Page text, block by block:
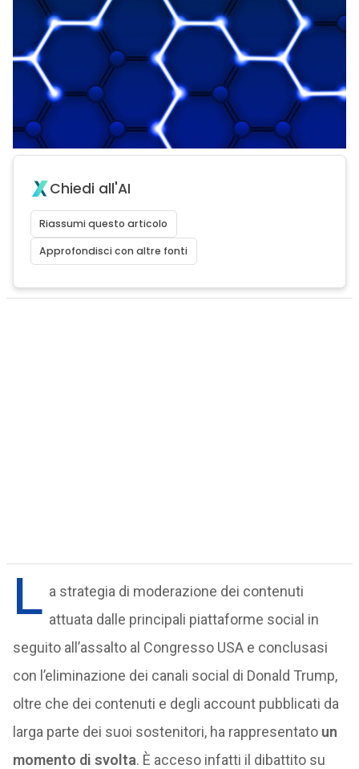
Chiedi all'AI
Riassumi questo articolo
Approfondisci con altre fonti
L a strategia di moderazione dei contenuti
attuata dalle principali piattaforme social in
seguito all’assalto al Congresso USA e conclusasi
con l’eliminazione dei canali social di Donald Trump,
oltre che dei contenuti e degli account pubblicati da
larga parte dei suoi sostenitori, ha rappresentato un
momento di svolta. È acceso infatti il dibattito su